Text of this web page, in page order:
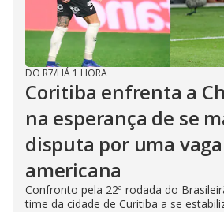
DO R7/HÁ 1 HORA
Coritiba enfrenta a
na esperança de se
disputa por uma
americana
Confronto pela 22ª rodada do
time da cidade de Curitiba a se